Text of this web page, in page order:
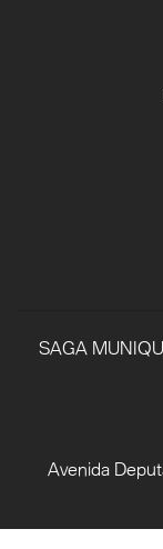
SAGA
Avenida